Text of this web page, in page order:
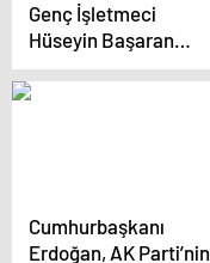
Genç İşletmeci
Hüseyin Başaran
Kimdir?
Cumhurbaşkanı
Erdoğan, AK Parti’nin